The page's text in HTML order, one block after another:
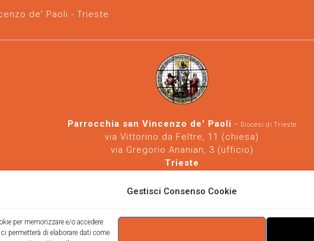
Gestisci Consenso Cookie
per memorizzare e/o accedere
permetterà di elaborare dati come
de' Paoli - Trieste
Parrocchia san Vincenzo de' Paoli - Diocesi di Trieste
via Vittorino da Feltre, 11 (chiesa)
via Gregorio Ananian, 3 (ufficio)
Trieste
https://www.svdp-trieste.it-parrocchia@svdp-trieste.it
Informativa privacy-Informativa cookie